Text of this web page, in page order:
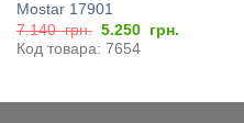
Mostar 17901
7.140грн. Оригінальна
ціна:
7.140
5.250 грн.
Код товара: 7654